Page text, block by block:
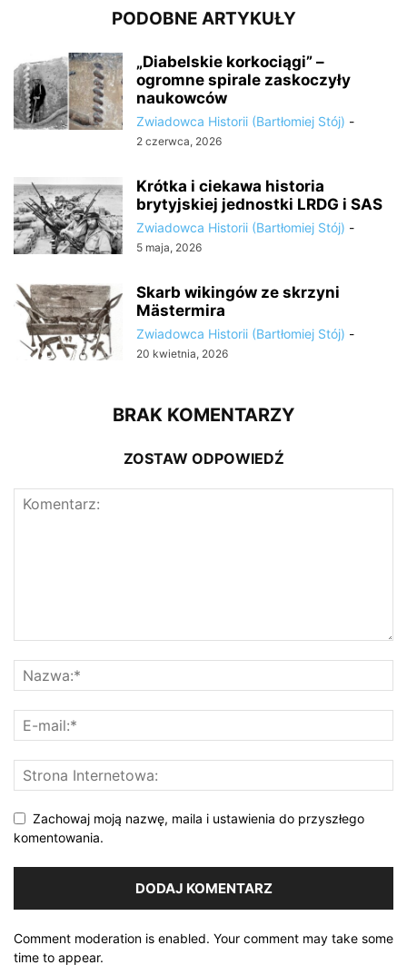
PODOBNE ARTYKUŁY
„Diabelskie korkociągi” –
ogromne spirale zaskoczyły
naukowców
Zwiadowca Historii (Bartłomiej Stój) -
2 czerwca, 2026
Krótka i ciekawa historia
brytyjskiej jednostki LRDG i SAS
Zwiadowca Historii (Bartłomiej Stój) -
5 maja, 2026
Skarb wikingów ze skrzyni
Mästermira
Zwiadowca Historii (Bartłomiej Stój) -
20 kwietnia, 2026
BRAK KOMENTARZY
ZOSTAW ODPOWIEDŹ
Zachowaj moją nazwę, maila i ustawienia do przyszłego
komentowania.
Comment moderation is enabled. Your comment may take some
time to appear.